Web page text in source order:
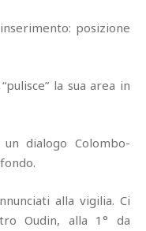
posizione
la sua area in
dialogo Colombo-
alla vigilia. Ci
Oudin, alla 1° da